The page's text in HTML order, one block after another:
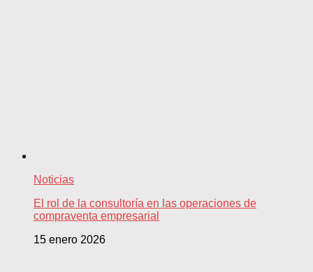
Noticias
El rol de la consultoría en las operaciones de
compraventa empresarial
15 enero 2026